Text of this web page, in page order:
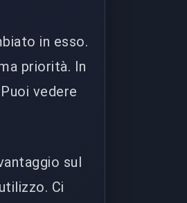
in esso.
priorità. In
vedere
sul
Ci